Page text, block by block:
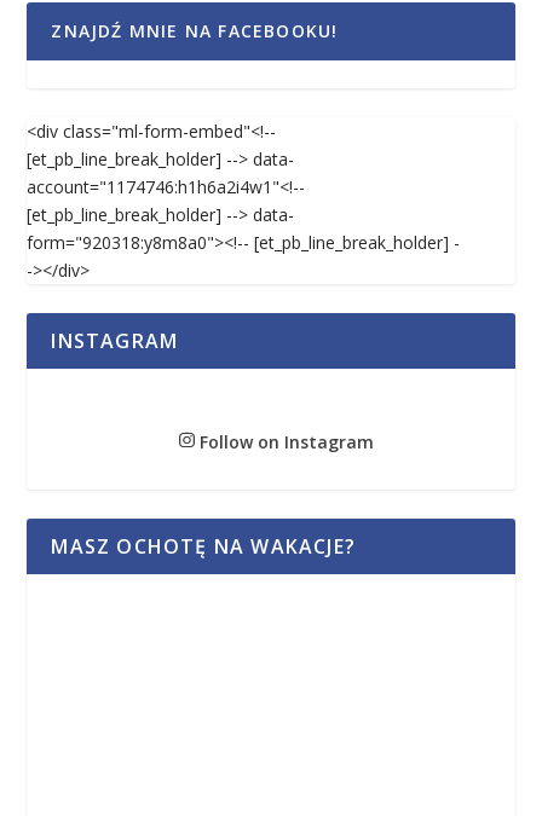
ZNAJDŹ MNIE NA FACEBOOKU!
<div class="ml-form-embed"<!--
[et_pb_line_break_holder] --> data-
account="1174746:h1h6a2i4w1"<!--
[et_pb_line_break_holder] --> data-
form="920318:y8m8a0"><!-- [et_pb_line_break_holder] -
-></div>
INSTAGRAM
Follow on Instagram
MASZ OCHOTĘ NA WAKACJE?